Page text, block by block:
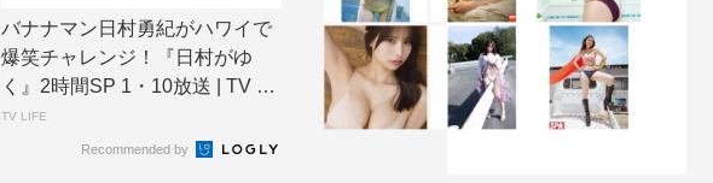
バナナマン日村勇紀がハワイで
爆笑チャレンジ！『日村がゆ
く』2時間SP 1・10放送 | TV LI
F...
TV LIFE
Recommended by